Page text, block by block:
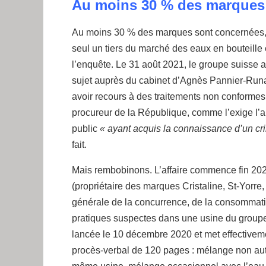
Au moins 30 % des
Au moins 30 % des marques sont
seul un tiers du marché des eaux en
l’enquête. Le 31 août 2021, le groupe
sujet auprès du cabinet d’Agnès Pannier-
avoir recours à des traitements non
procureur de la République, comme l’exige
public « ayant acquis la connaissance d’un
fait.
Mais rembobinons. L’affaire commence fin
(propriétaire des marques Cristaline, St-
générale de la concurrence, de la
pratiques suspectes dans une usine du
lancée le 10 décembre 2020 et met
procès-verbal de 120 pages : mélange non